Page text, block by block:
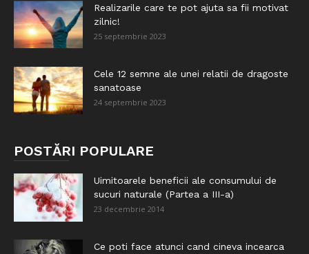
Realizarile care te pot ajuta sa fii motivat
zilnic!
25 septembrie 2023
Cele 12 semne ale unei relatii de dragoste
sanatoase
24 septembrie 2023
POSTĂRI POPULARE
Uimitoarele beneficii ale consumului de
sucuri naturale (Partea a III-a)
23 decembrie 2014
Ce poti face atunci cand cineva incearca